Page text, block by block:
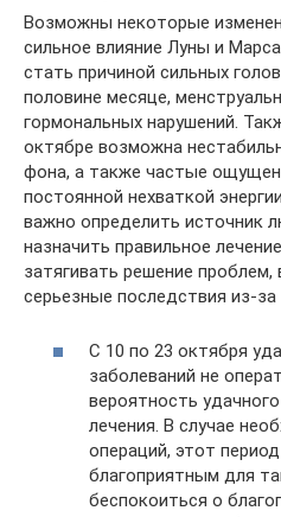
Возможны некоторые
сильное влияние Луны и
стать причиной сильных
половине месяце,
гормональных нарушений.
октябре возможна
фона, а также частые
постоянной нехваткой
важно определить источник
назначить правильное
затягивать решение
серьезные последствия из-за
С 10 по 23 октября
заболеваний не
вероятность
лечения. В случае
операций, этот
благоприятным для
беспокоиться о